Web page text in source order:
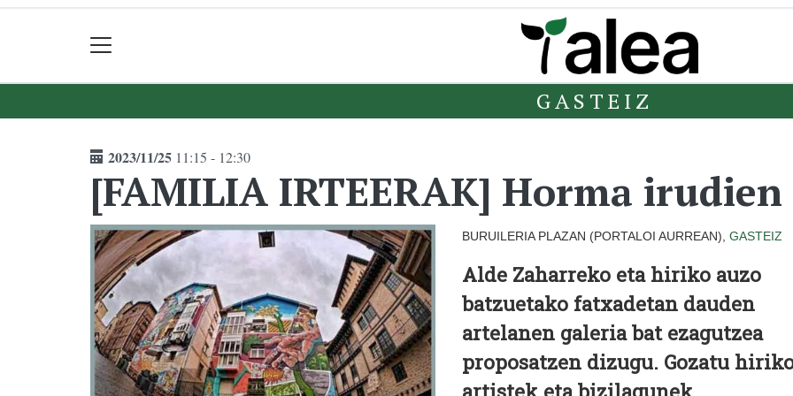
GASTEIZ
2023/11/25 11:15 - 12:30
[FAMILIA IRTEERAK] Horma
BURUILERIA PLAZAN (PORTALOI AURREAN), GASTEIZ
Alde Zaharreko eta hiriko auzo
batzuetako fatxadetan dauden
artelanen galeria bat ezagutzea
proposatzen dizugu. Gozatu